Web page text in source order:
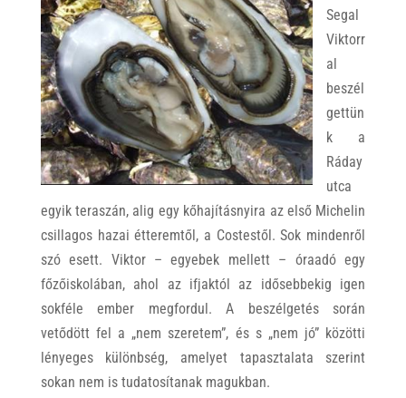
Segal
Viktorr
al
beszél
gettün
k a
Ráday
utca
egyik teraszán, alig egy kőhajításnyira az első Michelin
csillagos hazai étteremtől, a Costestől. Sok mindenről
szó esett. Viktor – egyebek mellett – óraadó egy
főzőiskolában, ahol az ifjaktól az idősebbekig igen
sokféle ember megfordul. A beszélgetés során
vetődött fel a „nem szeretem”, és s „nem jó” közötti
lényeges különbség, amelyet tapasztalata szerint
sokan nem is tudatosítanak magukban.